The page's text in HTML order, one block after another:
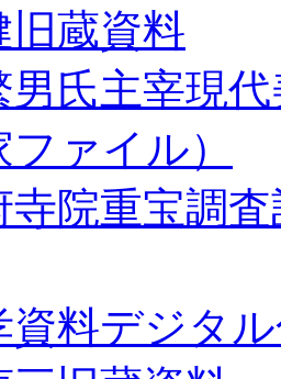
旧蔵資料
男氏主宰現
ファイル）
寺院重宝調
資料デジタ